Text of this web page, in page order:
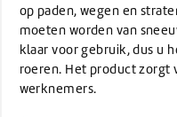
op paden, wegen en
moeten worden van
klaar voor gebruik, dus u
roeren. Het product zorgt
werknemers.